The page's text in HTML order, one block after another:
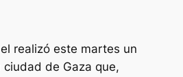
realizó este martes un
de Gaza que,